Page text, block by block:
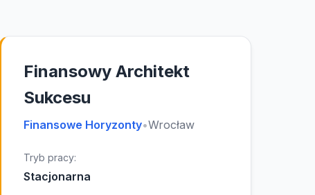
Finansowy Architekt
Sukcesu
Finansowe Horyzonty•Wrocław
Tryb pracy:
Stacjonarna